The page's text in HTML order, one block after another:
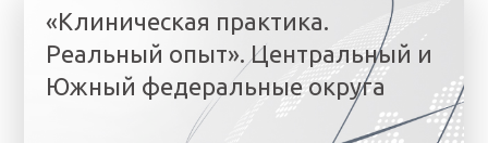
«Клиническая практика.
Реальный опыт». Центральный и
Южный федеральные округа